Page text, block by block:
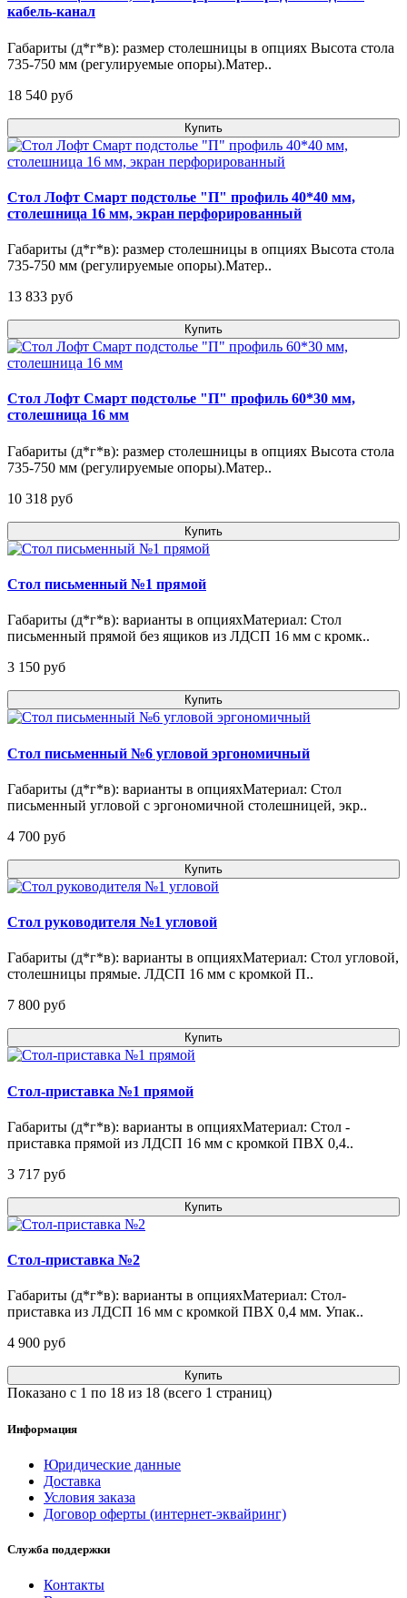
кабель-канал
Габариты (д*г*в): размер столешницы в опциях Высота стола
735-750 мм (регулируемые опоры).Матер..
18 540 pуб
Купить
Стол Лофт Смарт подстолье "П" профиль 40*40 мм,
столешница 16 мм, экран перфорированный
Габариты (д*г*в): размер столешницы в опциях Высота стола
735-750 мм (регулируемые опоры).Матер..
13 833 pуб
Купить
Стол Лофт Смарт подстолье "П" профиль 60*30 мм,
столешница 16 мм
Габариты (д*г*в): размер столешницы в опциях Высота стола
735-750 мм (регулируемые опоры).Матер..
10 318 pуб
Купить
Стол письменный №1 прямой
Габариты (д*г*в): варианты в опцияхМатериал: Стол
письменный прямой без ящиков из ЛДСП 16 мм с кромк..
3 150 pуб
Купить
Стол письменный №6 угловой эргономичный
Габариты (д*г*в): варианты в опцияхМатериал: Стол
письменный угловой с эргономичной столешницей, экр..
4 700 pуб
Купить
Стол руководителя №1 угловой
Габариты (д*г*в): варианты в опцияхМатериал: Стол угловой,
столешницы прямые. ЛДСП 16 мм с кромкой П..
7 800 pуб
Купить
Стол-приставка №1 прямой
Габариты (д*г*в): варианты в опцияхМатериал: Стол -
приставка прямой из ЛДСП 16 мм с кромкой ПВХ 0,4..
3 717 pуб
Купить
Стол-приставка №2
Габариты (д*г*в): варианты в опцияхМатериал: Стол-
приставка из ЛДСП 16 мм с кромкой ПВХ 0,4 мм. Упак..
4 900 pуб
Купить
Показано с 1 по 18 из 18 (всего 1 страниц)
Информация
Юридические данные
Доставка
Условия заказа
Договор оферты (интернет-эквайринг)
Служба поддержки
Контакты